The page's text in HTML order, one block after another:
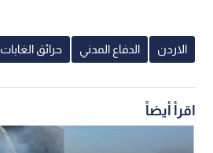
الاردن الدفاع المدني حرائق الغابات
اقرأ أيضاً